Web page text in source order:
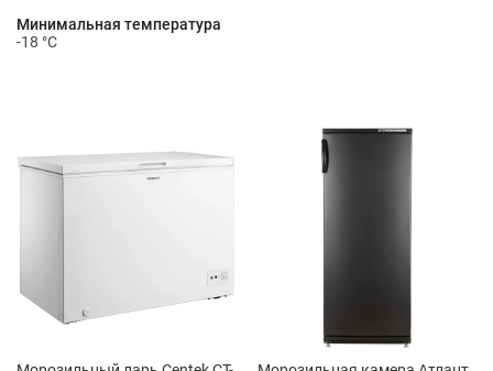
Минимальная температура
-18 °С